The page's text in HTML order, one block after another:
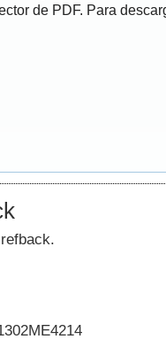
de PDF. Para